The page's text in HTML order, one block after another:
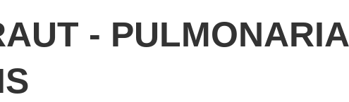
- PULMONARIA